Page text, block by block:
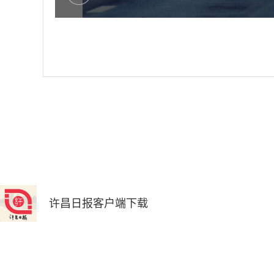
许昌日报客户端下载